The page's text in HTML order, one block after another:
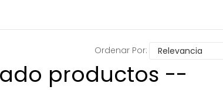
Ordenar Por:
productos --